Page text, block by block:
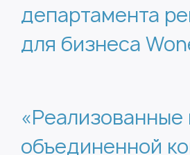
департамента
для бизнеса
«Реализованные
объединенной